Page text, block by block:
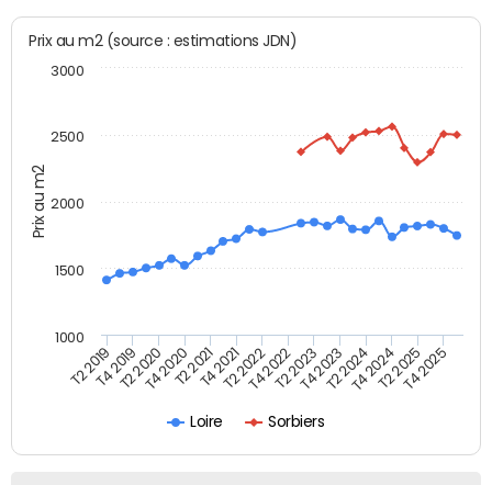
Prix au m2
Prix au m2 (source : estimations JDN)
Loire Sorbiers
T2 2019T4 2019T2 2020T4 2020T2 2021T4 2021T2 2022T4 2022T2 2023T4 2023T2 2024T4 2024T2 2025T4 2025
1500
2000
2500
1000
3000